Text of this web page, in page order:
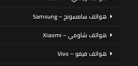
هواتف سامسونج – Samsung
هواتف شاومي – Xiaomi
هواتف فيفو – Vivo